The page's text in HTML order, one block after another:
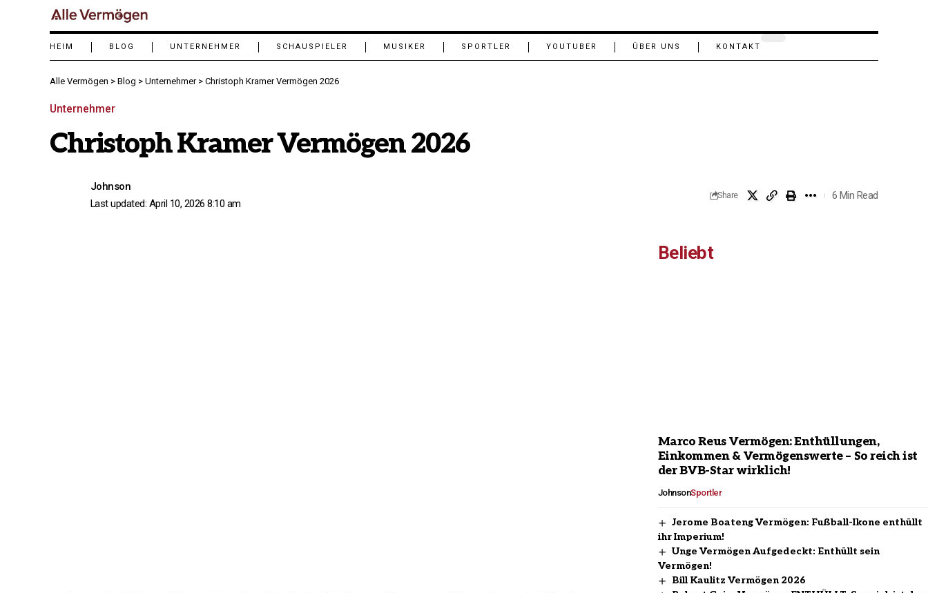
HEIM BLOG UNTERNEHMER SCHAUSPIELER MUSIKER SPORTLER YOUTUBER ÜBER UNS KONTAKT
Alle Vermögen > Blog > Unternehmer> Christoph Kramer Vermögen 2026
Unternehmer
Christoph Kramer Vermögen 2026
Last updated: April 10, 2026 8:10 am
Johnson
Share 6 Min Read
Beliebt
Marco Reus Vermögen: Enthüllungen,
Einkommen & Vermögenswerte – So reich ist
der BVB-Star wirklich!
JohnsonSportler
Jerome Boateng Vermögen: Fußball-Ikone enthüllt
ihr Imperium!
Unge Vermögen Aufgedeckt: Enthüllt sein
Vermögen!
Bill Kaulitz Vermögen 2026